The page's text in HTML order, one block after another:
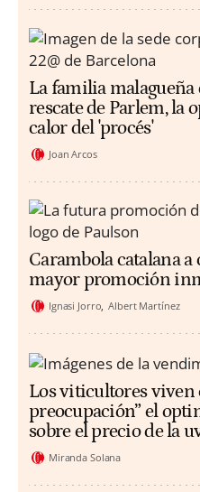
La familia malagueña
rescate de Parlem, la
calor del 'procés'
Joan Arcos
Carambola catalana
mayor promoción
Ignasi Jorro Albert Martínez
Los viticultores viven
preocupación” el
sobre el precio de la
Miranda Solana